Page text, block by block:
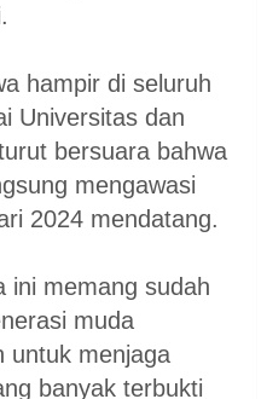
hampir di seluruh
Universitas dan
bersuara bahwa
mengawasi
2024 mendatang.
ini memang sudah
muda
untuk menjaga
banyak terbukti